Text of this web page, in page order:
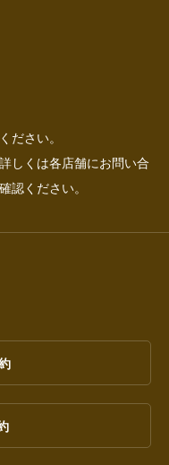
ださい。
しくは各店舗にお問い合
認ください。